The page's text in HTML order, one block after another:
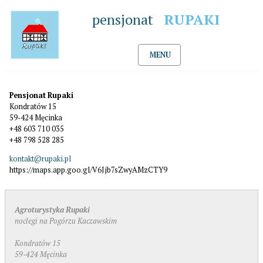
pensjonat RUPAKI
MENU
Pensjonat Rupaki
Kondratów 15
59-424 Męcinka
+48 603 710 035
+48 798 528 285
kontakt@rupaki.pl
https://maps.app.goo.gl/V6Jjb7sZwyAMzCTY9
Agroturystyka Rupaki
noclegi na Pogórzu Kaczawskim
Kondratów 15
59-424 Męcinka